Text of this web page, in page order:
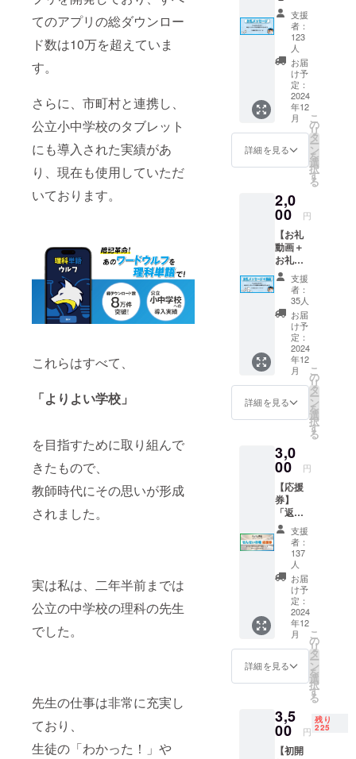
てのアプリの総ダウンロー
ド数は10万を超えていま
す。
さらに、市町村と連携し、
公立小中学校のタブレット
にも導入された実績があ
り、現在も使用していただ
いております。
これらはすべて、
「よりよい学校」
を目指すために取り組んで
きたもので、
教師時代にその思いが形成
されました。
実は私は、二年半前までは
公立の中学校の理科の先生
でした。
先生の仕事は非常に充実し
ており、
生徒の「わかった！」や
ジ】 感
謝の気
持ちを
込め
て、
「やん
ばるゼ
ミ」か
らお礼
メッ
セージ
をお送
法：E
メール
支援
者：
123
人
お届
け予
定：
2024
年12
月
詳細を見る
こ
の
リ
タ
ー
ン
を
選
択
す
る
2,0
00 円
【お礼
動画＋
お礼
メッ
セー
ジ】 感
謝の気
持ちを
込め
て、
「やん
ばるゼ
ミ」か
ら、お
礼動画
とお礼
セージ
をお送
りしま
す。 ・
送信方
法：E
メール
・動画
はURL
のリン
クをお
送りし
ます。
・収録
時間：
約1分間
支援
者：
35人
お届
け予
定：
2024
年12
月
詳細を見る
こ
の
リ
タ
ー
ン
を
選
択
す
る
3,0
00 円
【応援
券】
「返礼
品はい
らない
から、
ただ純
粋に応
援した
い！」
と思っ
ていた
だける
方向け
のリ
メール
を送信
いたし
ます。
支援
者：
137
人
お届
け予
定：
2024
年12
月
詳細を見る
こ
の
リ
タ
ー
ン
を
選
択
す
る
3,5
00 円
残り
225
【初開